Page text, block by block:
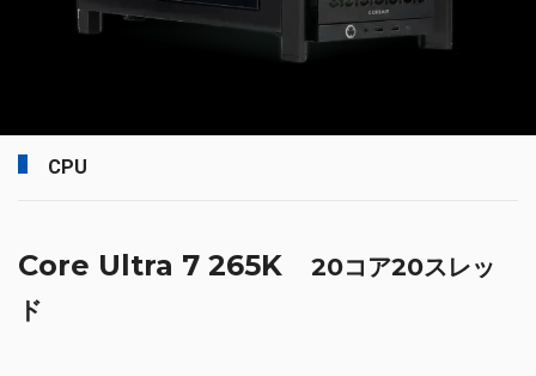
CPU
Core Ultra 7 265K 20コア20スレッ
ド